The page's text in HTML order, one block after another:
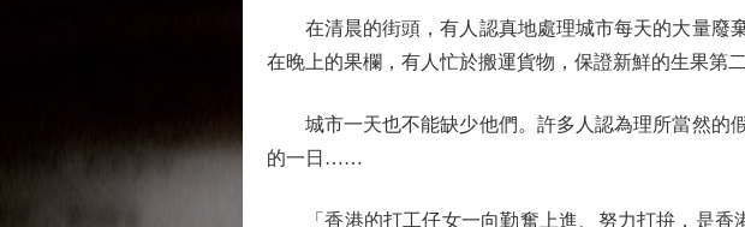
在清晨的街頭，有人認真地處理城市每天的大量廢棄
在晚上的果欄，有人忙於搬運貨物，保證新鮮的生果
城市一天也不能缺少他們。許多人認為理所當然的
的一日……
「香港的打工仔女一向勤奮上進、努力打拚，是香